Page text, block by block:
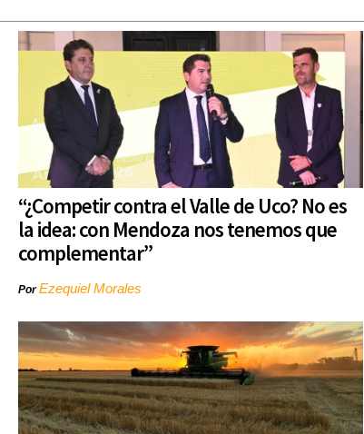
“¿Competir contra el Valle de Uco? No es
la idea: con Mendoza nos tenemos que
complementar”
PorEzequiel Morales